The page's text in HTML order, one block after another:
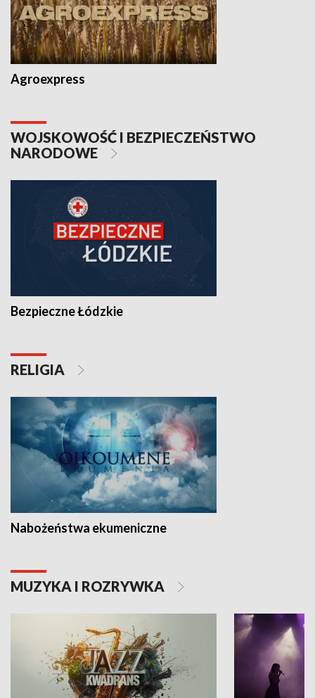
Agroexpress
WOJSKOWOŚĆ I BEZPIECZEŃSTWO
NARODOWE
Bezpieczne Łódzkie
RELIGIA
Nabożeństwa ekumeniczne
MUZYKA I ROZRYWKA